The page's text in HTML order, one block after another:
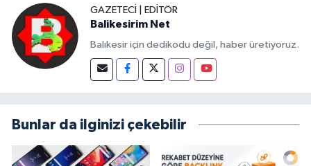
GAZETECI | EDITÖR
Balikesirim Net
Balıkesir için dedikodu değil, haber üretiyoruz.
Bunlar da ilginizi çekebilir